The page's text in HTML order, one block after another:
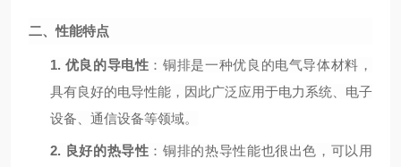
二、性能特点
1. 优良的导电性 ：铜排是一种优良的电气导体材料，
具有良好的电导性能，因此广泛应用于电力系统、电子
设备、通信设备等领域。
2. 良好的热导性 ：铜排的热导性能也很出色，可以用